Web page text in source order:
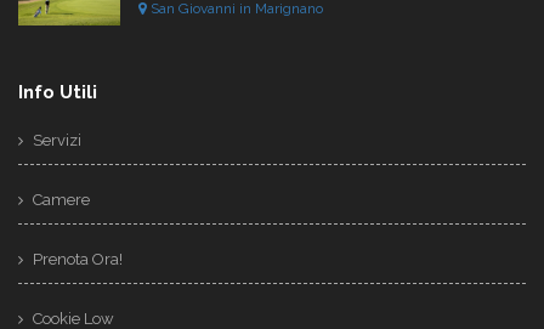
San Giovanni in Marignano
Info Utili
Servizi
Camere
Prenota Ora!
Cookie Low